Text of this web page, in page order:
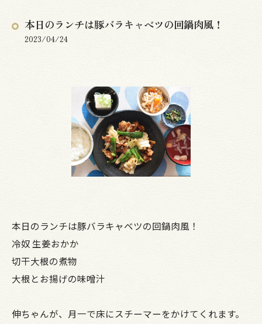
本日のランチは豚バラキャベツの回鍋肉風！
2023/04/24
本日のランチは豚バラキャベツの回鍋肉風！
冷奴 生姜おかか
切干大根の煮物
大根とお揚げの味噌汁
伸ちゃんが、月一で床にスチーマーをかけてくれます。